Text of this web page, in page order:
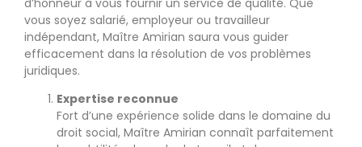
vous soyez salarié, employeur ou travailleur
indépendant, Maître Amirian saura vous guider
efficacement dans la résolution de vos problèmes
juridiques.
Expertise reconnue
Fort d’une expérience solide dans le domaine du
droit social, Maître Amirian connaît parfaitement